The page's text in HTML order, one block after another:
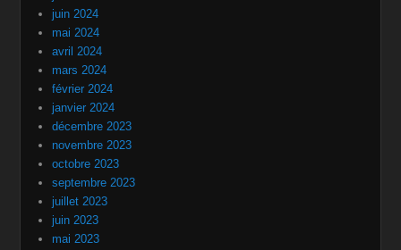
juin 2024
mai 2024
avril 2024
mars 2024
février 2024
janvier 2024
décembre 2023
novembre 2023
octobre 2023
septembre 2023
juillet 2023
juin 2023
mai 2023